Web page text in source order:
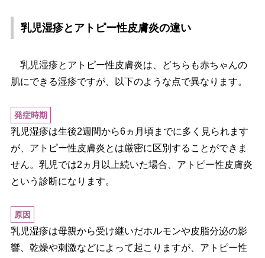
乳児湿疹とアトピー性皮膚炎の違い
乳児湿疹とアトピー性皮膚炎は、どちらも赤ちゃんの
肌にできる湿疹ですが、以下のような点で異なります。
発症時期
乳児湿疹は生後2週間から6ヵ月頃までに多く見られます
が、アトピー性皮膚炎とは厳密に区別することができま
せん。乳児では2ヵ月以上続いた場合、アトピー性皮膚炎
という診断になります。
原因
乳児湿疹は母親から受け継いだホルモンや皮脂分泌の影
響、乾燥や刺激などによって起こりますが、アトピー性